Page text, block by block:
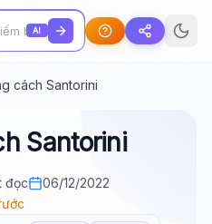
AI
cách Santorini
Santorini
đọc
06/12/2022